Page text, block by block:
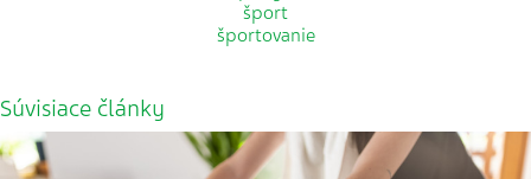
šport
športovanie
Súvisiace články